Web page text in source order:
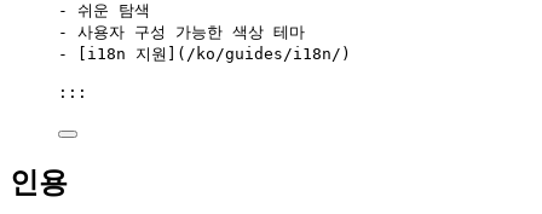
-
쉬운 탐색
-
사용자 구성 가능한 색상 테마
-
i18n 지원 ( /ko/guides/i18n/ )
:::
인용